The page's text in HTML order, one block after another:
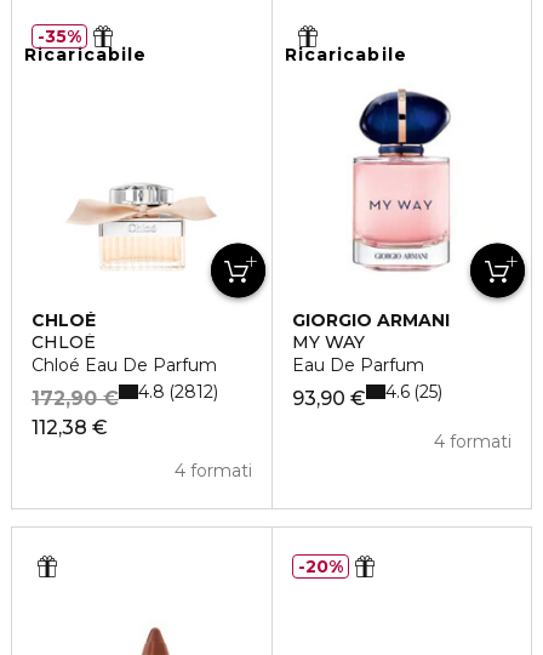
Ricaricabile
CHLOÉ
CHLOÉ
Chloé Eau De Parfum
112,38 €
172,90 €
4 formati
4.8 2812
35%
Ricaricabile
GIORGIO ARMANI
MY WAY
Eau De Parfum
93,90 €
4 formati
4.6 25
20%